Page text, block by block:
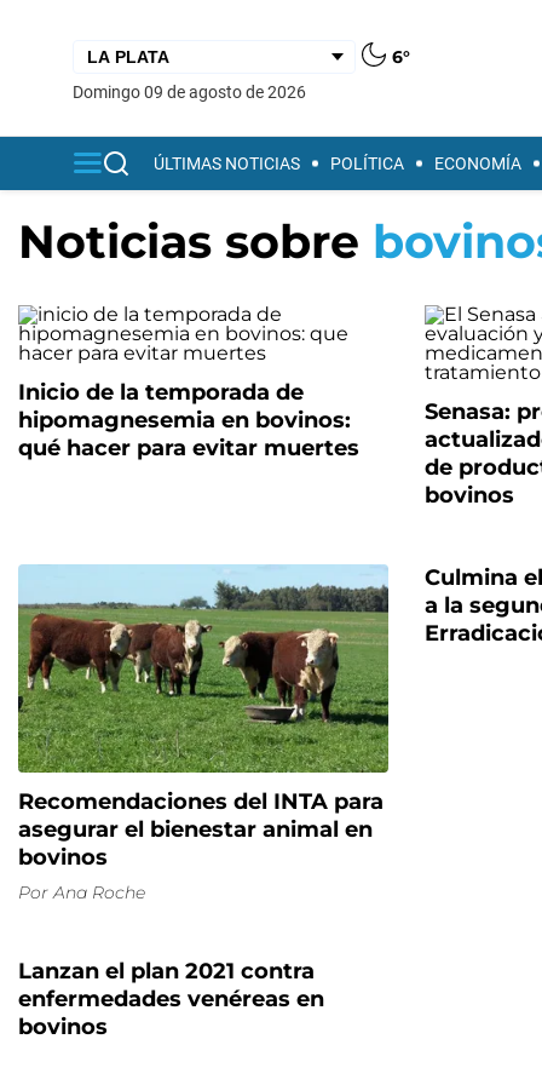
6°
domingo 09 de agosto de 2026
ÚLTIMAS NOTICIAS POLÍTICA ECONOMÍA
Noticias sobre
Inicio de la temporada de
hipomagnesemia en bovinos:
qué hacer para evitar muertes
Senasa:
de
bovinos
Recomendaciones del INTA para
asegurar el bienestar animal en
bovinos
Por Ana Roche
Culmina
a la
Lanzan el plan 2021 contra
enfermedades venéreas en
bovinos